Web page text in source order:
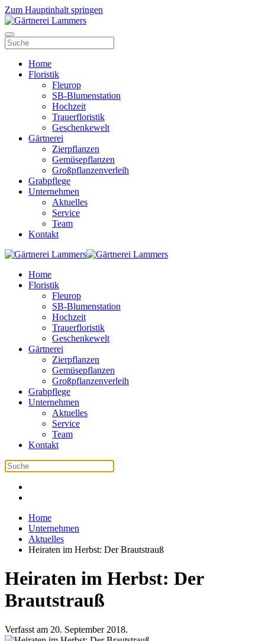
Zum Hauptinhalt springen
Home
Floristik
Fleurop
SB-Blumenstation
Hochzeit
Trauerfloristik
Geschenkewelt
Gärtnerei
Zierpflanzen
Gemüsepflanzen
Großpflanzenverleih
Grabpflege
Unternehmen
Aktuelles
Service
Team
Kontakt
Home
Floristik
Fleurop
SB-Blumenstation
Hochzeit
Trauerfloristik
Geschenkewelt
Gärtnerei
Zierpflanzen
Gemüsepflanzen
Großpflanzenverleih
Grabpflege
Unternehmen
Aktuelles
Service
Team
Kontakt
Home
Unternehmen
Aktuelles
Heiraten im Herbst: Der Brautstrauß
Heiraten im Herbst: Der
Brautstrauß
Verfasst am 20. September 2018.